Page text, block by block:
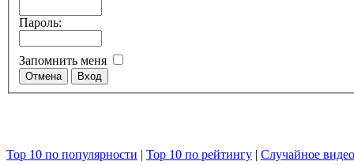
Пароль:
Запомнить меня
Top 10 по популярности | Top 10 по рейтингу | Случайное видео